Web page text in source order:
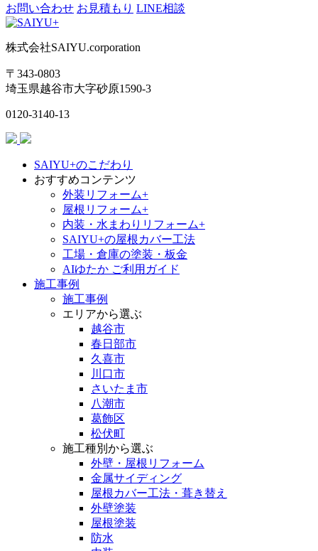
お問い合わせ お見積もり LINE相談
株式会社SAIYU.corporation
〒343-0803
埼玉県越谷市大字砂原1590-3
0120-3140-13
SAIYU+のこだわり
おすすめコンテンツ
外装リフォーム+
屋根リフォーム+
内装・水まわりリフォーム+
SAIYU+の屋根カバー工法
工場・倉庫の塗装・板金
AIゆたか ご利用ガイド
施工事例
施工事例
エリアから選ぶ
越谷市
春日部市
久喜市
川口市
さいたま市
八潮市
葛飾区
松伏町
施工種別から選ぶ
外壁・屋根リフォーム
金属サイディング
屋根カバー工法・葺き替え
外壁塗装
屋根塗装
防水